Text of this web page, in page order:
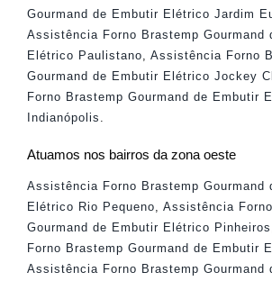
Gourmand de Embutir Elétrico Jardim
Assistência Forno Brastemp Gourmand
Elétrico Paulistano
Assistência Forno
Gourmand de Embutir Elétrico Jockey
Forno Brastemp Gourmand de Embutir
Indianópolis
Atuamos nos bairros da zona oeste
Assistência Forno Brastemp Gourmand
Elétrico Rio Pequeno, Assistência
Gourmand de Embutir Elétrico Pinheiros
Forno Brastemp Gourmand de Embutir
Assistência Forno Brastemp Gourmand